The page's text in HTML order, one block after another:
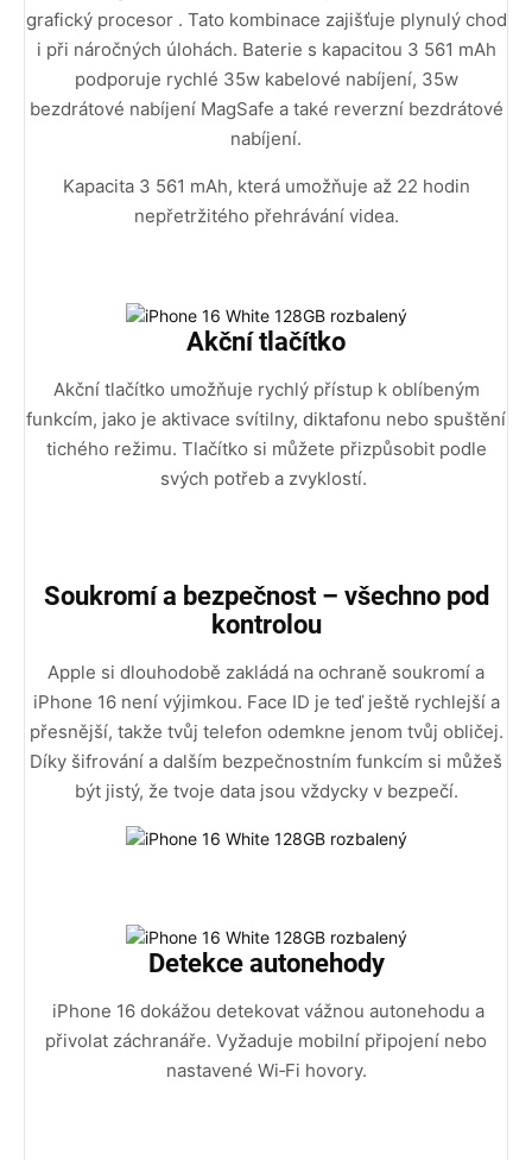
grafický procesor . Tato kombinace zajišťuje plynulý chod
i při náročných úlohách. Baterie s kapacitou 3 561 mAh
podporuje rychlé 35w kabelové nabíjení, 35w
bezdrátové nabíjení MagSafe a také reverzní bezdrátové
nabíjení.
Kapacita 3 561 mAh, která umožňuje až 22 hodin
nepřetržitého přehrávání videa.
Akční tlačítko
Akční tlačítko umožňuje rychlý přístup k oblíbeným
funkcím, jako je aktivace svítilny, diktafonu nebo spuštění
tichého režimu. Tlačítko si můžete přizpůsobit podle
svých potřeb a zvyklostí.
Soukromí a bezpečnost – všechno pod
kontrolou
Apple si dlouhodobě zakládá na ochraně soukromí a
iPhone 16 není výjimkou. Face ID je teď ještě rychlejší a
přesnější, takže tvůj telefon odemkne jenom tvůj obličej.
Díky šifrování a dalším bezpečnostním funkcím si můžeš
být jistý, že tvoje data jsou vždycky v bezpečí.
Detekce autonehody
iPhone 16 dokážou detekovat vážnou autonehodu a
přivolat záchranáře. Vyžaduje mobilní připojení nebo
nastavené Wi‑Fi hovory.